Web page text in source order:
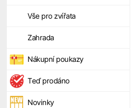
Vše pro zvířata
Zahrada
Nákupní poukazy
Teď prodáno
Novinky